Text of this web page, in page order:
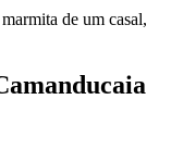
de um casal,